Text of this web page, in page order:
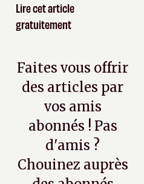
Lire cet article
gratuitement
Faites vous offrir
des articles par
vos amis
abonnés ! Pas
d'amis ?
Chouinez auprès